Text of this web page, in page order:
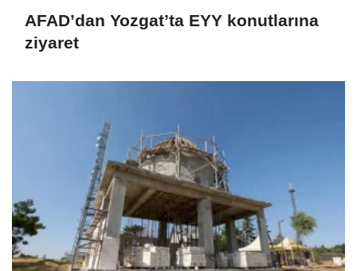
AFAD’dan Yozgat’ta EYY konutlarına
ziyaret